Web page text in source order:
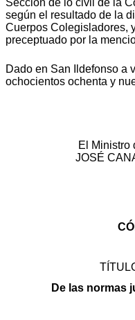
Sección de lo civil de la
según el resultado de la
Cuerpos Colegisladores,
preceptuado por la
Dado en San Ildefonso a
ochocientos ochenta y
El Ministro
JOSÉ
De las normas